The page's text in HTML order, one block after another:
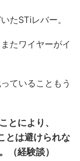
たSTiレバー。
たワイヤーがイ
ていることもう
とにより、
とは避けられな
（経験談）